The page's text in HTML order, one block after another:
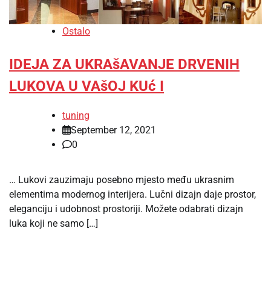
Ostalo
IDEJA ZA UKRAšAVANJE DRVENIH
LUKOVA U VAšOJ KUć I
tuning
September 12, 2021
0
… Lukovi zauzimaju posebno mjesto među ukrasnim
elementima modernog interijera. Lučni dizajn daje prostor,
eleganciju i udobnost prostoriji. Možete odabrati dizajn
luka koji ne samo […]